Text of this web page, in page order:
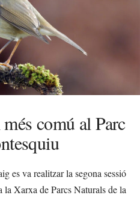
comú al Parc
es va realitzar la segona sessió
la Xarxa de Parcs Naturals de la